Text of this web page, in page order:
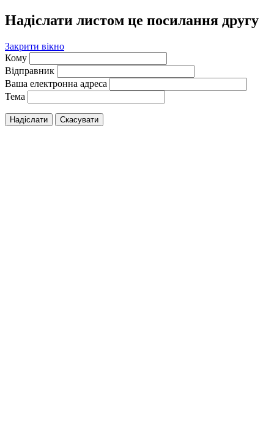
Надіслати листом це посилання другу
Закрити вікно
Кому
Відправник
Ваша електронна адреса
Тема
Надіслати Скасувати